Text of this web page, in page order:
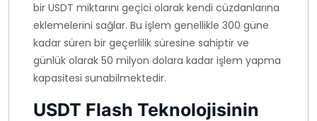
bir USDT miktarını geçici olarak kendi cüzdanlarına
eklemelerini sağlar. Bu işlem genellikle 300 güne
kadar süren bir geçerlilik süresine sahiptir ve
günlük olarak 50 milyon dolara kadar işlem yapma
kapasitesi sunabilmektedir.
USDT Flash Teknolojisinin